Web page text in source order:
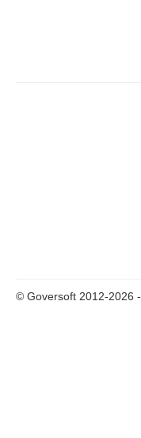
© Goversoft 2012-2026 -